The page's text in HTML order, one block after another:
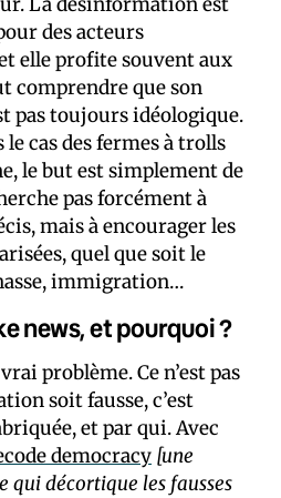
des acteurs
elle profite souvent aux
comprendre que son
pas toujours idéologique.
cas des fermes à trolls
le but est simplement de
pas forcément à
mais à encourager les
quel que soit le
immigration…
news, et pourquoi ?
problème. Ce n’est pas
soit fausse, c’est
et par qui. Avec
democracy [une
décortique les fausses